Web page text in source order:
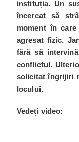
instituția. Un
încercat să
moment în
agresat fizic.
fără să
conflictul.
solicitat îngrijiri
locului.
Vedeți video: